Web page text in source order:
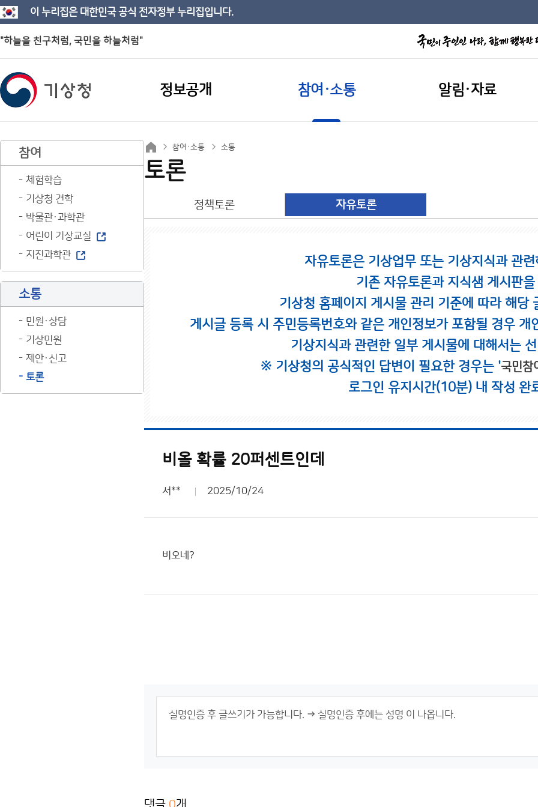
이 누리집은 대한민국 공식 전자정부 누리집입니다.
"하늘을 친구처럼, 국민을 하늘처럼"
정보공개 참여·소통 알림·자료
참여
체험학습
기상청 견학
박물관·과학관
어린이 기상교실
지진과학관
소통
민원·상담
기상민원
제안·신고
토론
참여·소통 소통
토론
정책토론 자유토론
자유토론은 기상업무 또는 기상지식과 관
기존 자유토론과 지식샘 게시판
기상청 홈페이지 게시물 관리 기준에 따라 해당
게시글 등록 시 주민등록번호와 같은 개인정보가 포함될 경우
기상지식과 관련한 일부 게시물에 대해서는
※ 기상청의 공식적인 답변이 필요한 경우는 '국민참
로그인 유지시간(10분) 내 작성 완
비올 확률 20퍼센트인데
서** 2025/10/24
비오네?